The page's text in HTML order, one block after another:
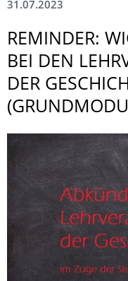
31.07.2023
REMINDER:
BEI DEN
DER